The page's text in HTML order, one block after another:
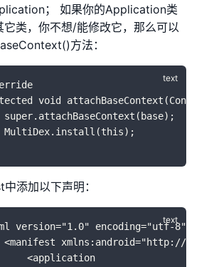
； 如果你的Application类
它类，你不想/能修改它，那么可以
方法：
void
super.attachBaseContext(base);
MultiDex.install(this);
添加以下声明：
version="1.0" encoding="utf-8"?>
<manifest xmlns:android="http://
<application